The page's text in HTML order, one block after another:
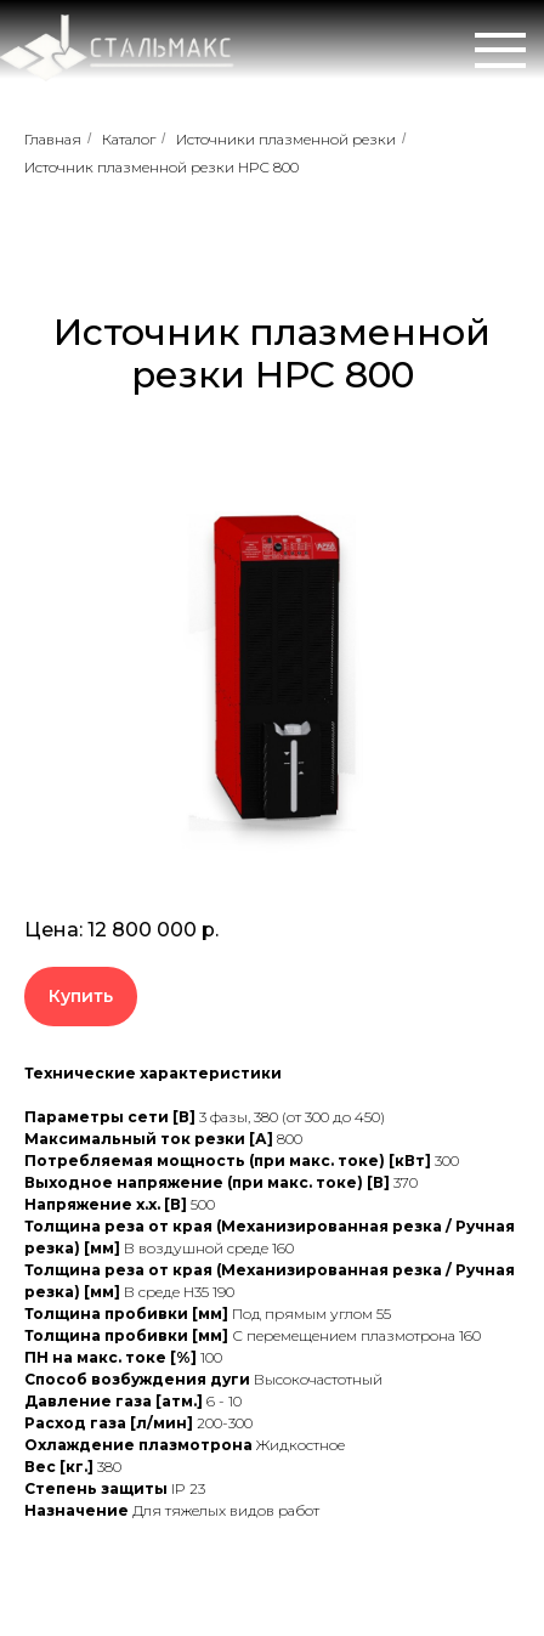
Главная / Каталог / Источники плазменной резки /
Источник плазменной резки HPC 800
Источник плазменной
резки HPC 800
Цена: 12 800 000 р.
Купить
Технические характеристики
Параметры сети [В] 3 фазы, 380 (от 300 до 450)
Максимальный ток резки [А] 800
Потребляемая мощность (при макс. токе) [кВт] 300
Выходное напряжение (при макс. токе) [В] 370
Напряжение х.х. [В] 500
Толщина реза от края (Механизированная резка / Ручная
резка) [мм] В воздушной среде 160
Толщина реза от края (Механизированная резка / Ручная
резка) [мм] В среде H35 190
Толщина пробивки [мм] Под прямым углом 55
Толщина пробивки [мм] С перемещением плазмотрона 160
ПН на макс. токе [%] 100
Способ возбуждения дуги Высокочастотный
Давление газа [атм.] 6 - 10
Расход газа [л/мин] 200-300
Охлаждение плазмотрона Жидкостное
Вес [кг.] 380
Степень защиты IP 23
Назначение Для тяжелых видов работ